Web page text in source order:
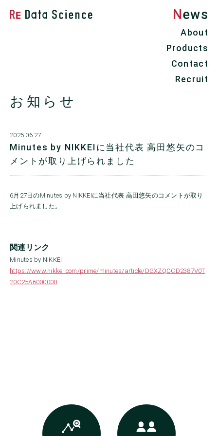
Re Data Science株式会社 News
About
Products
Contact
Recruit
お知らせ
2025.06.27
Minutes by NIKKEIに当社代表 高田悠矢のコ
メントが取り上げられました
6月27日のMinutes by NIKKEIに当社代表 高田悠矢のコメントが取り
上げられました。
関連リンク
Minutes by NIKKEI
https://www.nikkei.com/prime/minutes/article/DGXZQOCD2387V0T
20C25A6000000